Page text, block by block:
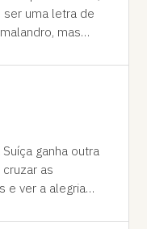
uma letra de
ganha outra
as
e ver a alegria